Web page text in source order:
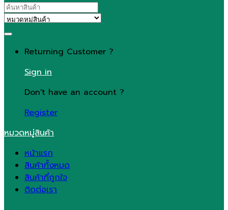
Search
for:
Returning Customer ?
Sign in
Don't have an account ?
Register
หมวดหมู่สินค้า
หน้าแรก
สินค้าทั้งหมด
สินค้าที่ถูกใจ
ติดต่อเรา